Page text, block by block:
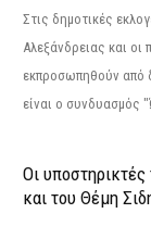
Στις δημοτικές
Αλεξάνδρειας και οι
εκπροσωπηθούν από
είναι ο συνδυασμός
Οι
και του Θέμη